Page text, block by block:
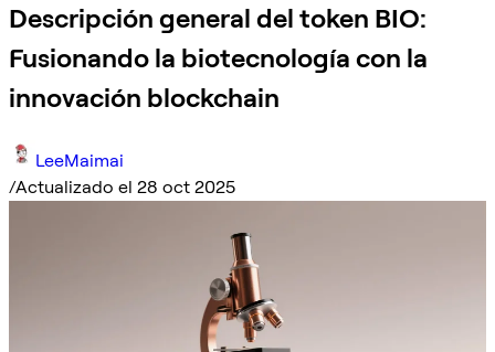
Descripción general del token BIO:
Fusionando la biotecnología con la
innovación blockchain
LeeMaimai
/Actualizado el 28 oct 2025